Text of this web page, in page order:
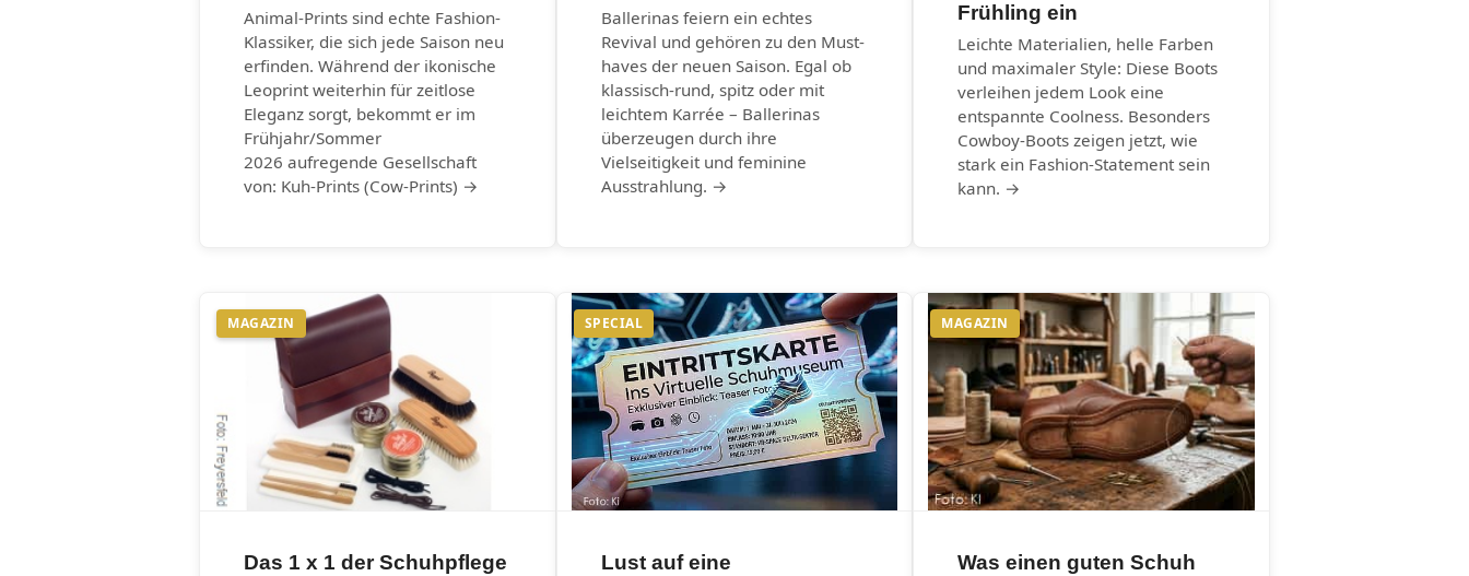
Animal-Prints sind echte Fashion-
Klassiker, die sich jede Saison neu
erfinden. Während der ikonische
Leoprint weiterhin für zeitlose
Eleganz sorgt, bekommt er im
Frühjahr/Sommer
2026 aufregende Gesellschaft
von: Kuh-Prints (Cow-Prints) →
Ballerinas feiern ein echtes
Revival und gehören zu den Must-
haves der neuen Saison. Egal ob
klassisch-rund, spitz oder mit
leichtem Karrée – Ballerinas
überzeugen durch ihre
Vielseitigkeit und feminine
Ausstrahlung. →
Frühling ein
Leichte Materialien, helle Farben
und maximaler Style: Diese Boots
verleihen jedem Look eine
entspannte Coolness. Besonders
Cowboy-Boots zeigen jetzt, wie
stark ein Fashion-Statement sein
kann. →
MAGAZIN
Das 1 x 1 der Schuhpflege
SPECIAL
Lust auf eine
MAGAZIN
Was einen guten Schuh